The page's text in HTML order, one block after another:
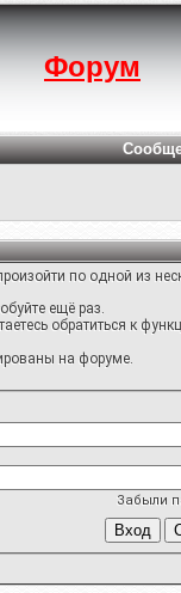
Форум
по одной из
ещё раз.
обратиться к
на форуме.
Забыли